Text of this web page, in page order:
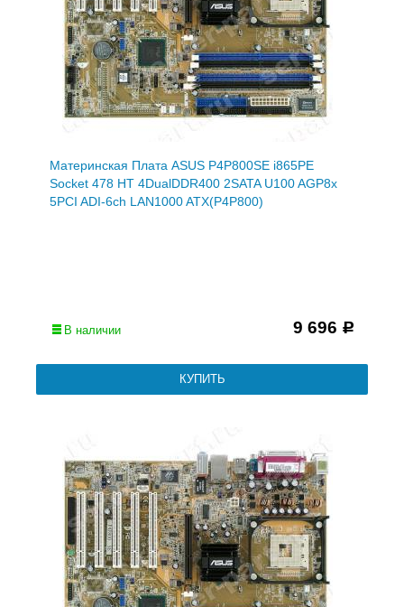
Материнская Плата ASUS P4P800SE i865PE
Socket 478 HT 4DualDDR400 2SATA U100 AGP8x
5PCI ADI-6ch LAN1000 ATX(P4P800)
В наличии 9 696 Р